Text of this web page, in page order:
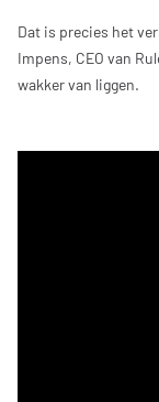
Dat is precies het
Impens, CEO van
wakker van liggen.